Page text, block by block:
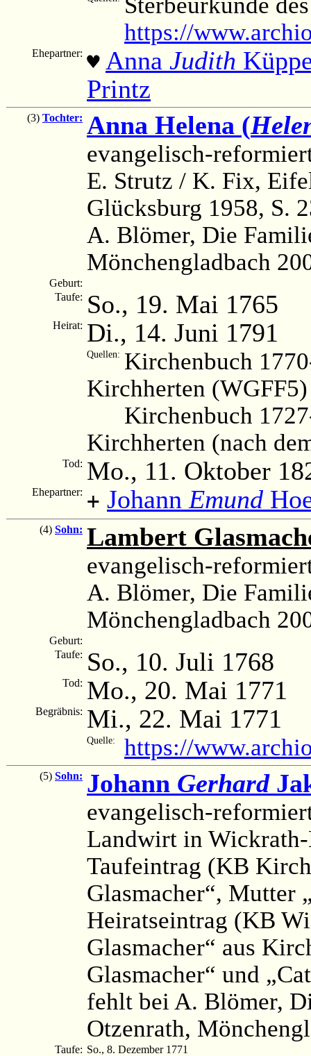
https://
Ehepartner: ♥ Anna Judith
Printz
(3) Tochter: Anna Helena (
evangelisch-
E. Strutz / K. Fix,
Glücksburg 1958, S.
A. Blömer, Die
Mönchengladbach
Geburt:
Taufe: So., 19. Mai 1765
Heirat: Di., 14. Juni 1791
Quellen: Kirchenbuch
Kirchherten (WGFF5)
Kirchenbuch
Kirchherten (nach
Tod: Mo., 11. Oktober
Ehepartner: + Johann Emund
(4) Sohn: Lambert
evangelisch-
A. Blömer, Die
Mönchengladbach
Geburt:
Taufe: So., 10. Juli 1768
Tod: Mo., 20. Mai 1771
Begräbnis: Mi., 22. Mai 1771
Quelle: https://
(5) Sohn: Johann Gerhard
evangelisch-
Landwirt in
Taufeintrag (KB
Glasmacher“, Mutter
Heiratseintrag (KB
Glasmacher“ aus
Glasmacher“ und
fehlt bei A. Blömer,
Otzenrath,
Taufe: So., 8. Dezember 1771